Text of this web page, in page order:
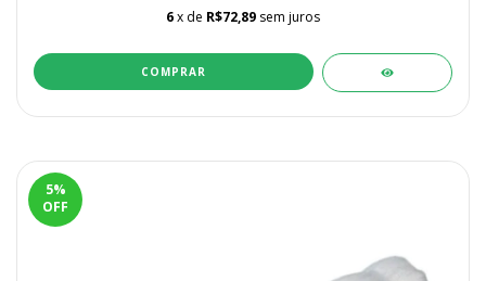
6x de R$72,89 sem juros
5%
OFF